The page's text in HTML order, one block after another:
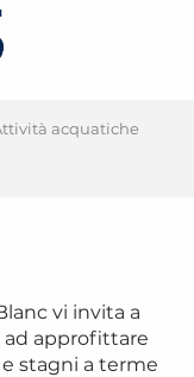
A
acquatiche
vi invita a
ad approfittare
stagni a terme